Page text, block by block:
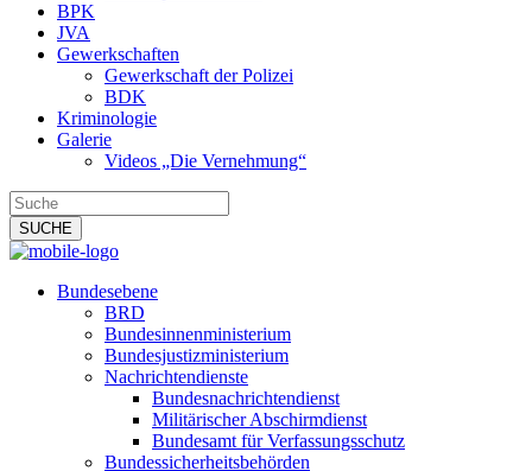
BPK
JVA
Gewerkschaften
Gewerkschaft der Polizei
BDK
Kriminologie
Galerie
Videos „Die Vernehmung“
Bundesebene
BRD
Bundesinnenministerium
Bundesjustizministerium
Nachrichtendienste
Bundesnachrichtendienst
Militärischer Abschirmdienst
Bundesamt für Verfassungsschutz
Bundessicherheitsbehörden